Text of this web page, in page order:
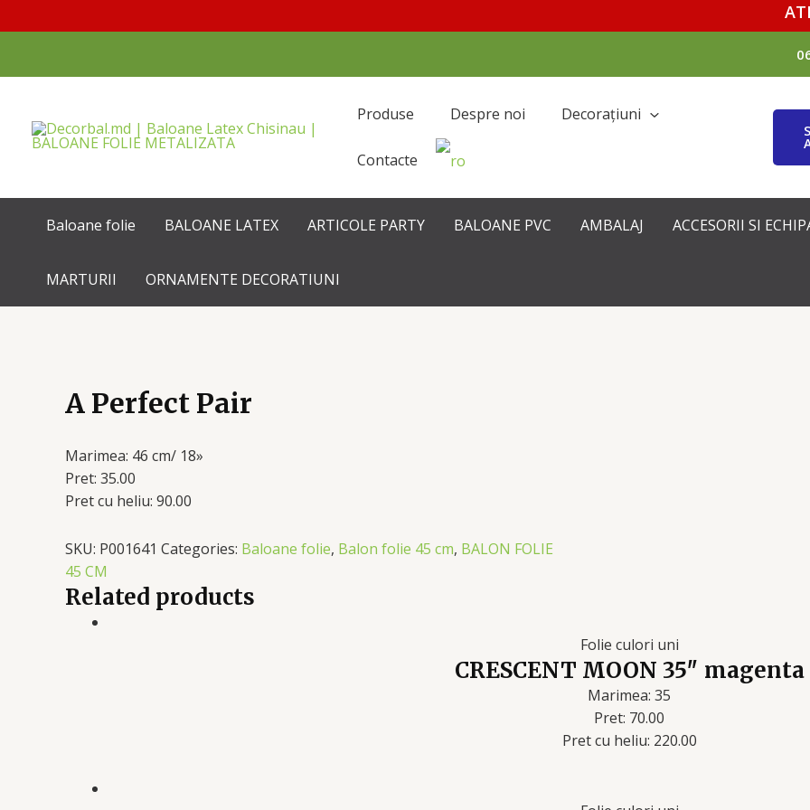
Produse Despre noi Decorațiuni
Contacte
Baloane folie BALOANE LATEX ARTICOLE PARTY BALOANE PVC AMBALAJ ACCESORII SI
MARTURII ORNAMENTE DECORATIUNI
A Perfect Pair
Marimea: 46 cm/ 18»
Pret: 35.00
Pret cu heliu: 90.00
SKU: P001641 Categories: Baloane folie, Balon folie 45 cm, BALON FOLIE
45 CM
Related products
Folie culori uni
CRESCENT MOON 35″ magenta
Marimea: 35
Pret: 70.00
Pret cu heliu: 220.00